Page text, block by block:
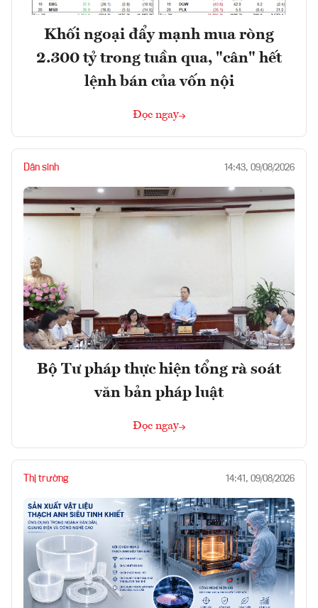
Khối ngoại đẩy mạnh mua ròng
2.300 tỷ trong tuần qua, "cân" hết
lệnh bán của vốn nội
Đọc ngay
Dân sinh 14:43, 09/08/2026
Bộ Tư pháp thực hiện tổng rà soát
văn bản pháp luật
Đọc ngay
Thị trường 14:41, 09/08/2026